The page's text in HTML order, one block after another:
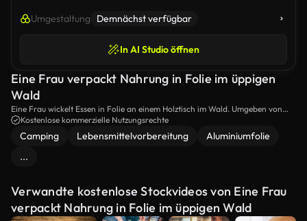
Umgestaltung Demnächst verfügbar
In AI Studio öffnen
Eine Frau verpackt Nahrung in Folie im üppigen
Wald
Eine Frau wickelt Essen in Folie an einem Holztisch im Wald. Umgeben von
der Natur genießt sie das Outdoor-Kulinarische Erlebnis. Perfekt für Themen
wie Camping, Outdoor-Kochen und Abenteuer in der Wildnis.
Kostenlose kommerzielle Nutzungsrechte
Camping Lebensmittelvorbereitung
Aluminiumfolie
...
Verwandte kostenlose Stockvideos von Eine Frau
verpackt Nahrung in Folie im üppigen Wald